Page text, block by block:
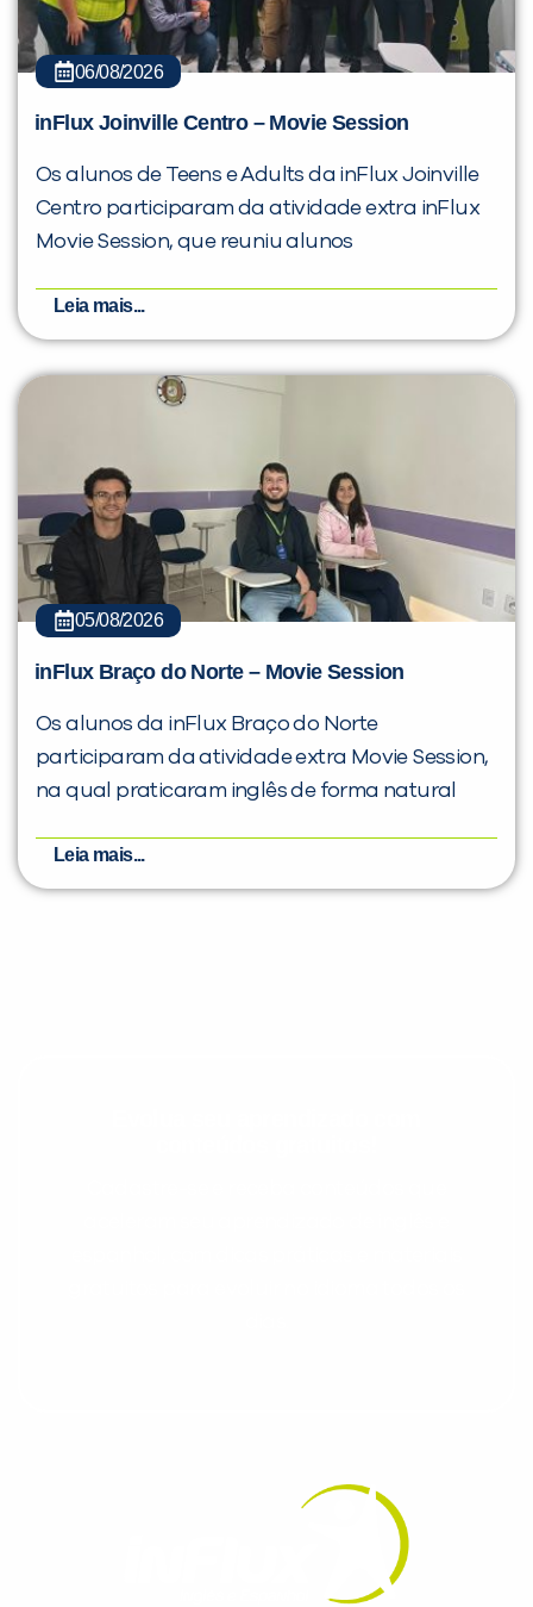
06/08/2026
inFlux Joinville Centro – Movie Session
Os alunos de Teens e Adults da inFlux Joinville
Centro participaram da atividade extra inFlux
Movie Session, que reuniu alunos
Leia mais...
05/08/2026
inFlux Braço do Norte – Movie Session
Os alunos da inFlux Braço do Norte
participaram da atividade extra Movie Session,
na qual praticaram inglês de forma natural
Leia mais...